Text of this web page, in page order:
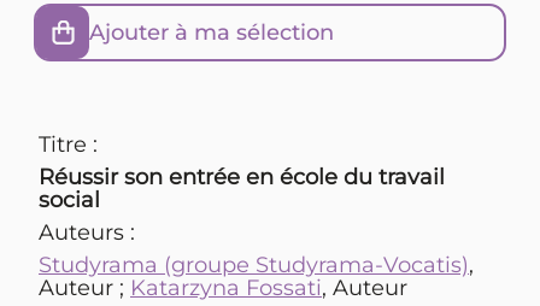
Ajouter à ma sélection
Titre :
Réussir son entrée en école du travail
social
Auteurs :
Studyrama (groupe Studyrama-Vocatis),
Auteur ; Katarzyna Fossati, Auteur